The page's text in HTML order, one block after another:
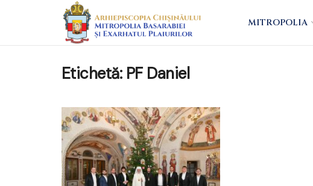
MITROPOLIA
Etichetă: PF Daniel